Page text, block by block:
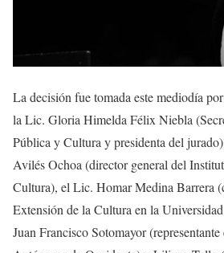
La decisión fue tomada este mediodía
la Lic. Gloria Himelda Félix Niebla
Pública y Cultura y presidenta del
Avilés Ochoa (director general del
Cultura), el Lic. Homar Medina Barrera
Extensión de la Cultura en la
Juan Francisco Sotomayor